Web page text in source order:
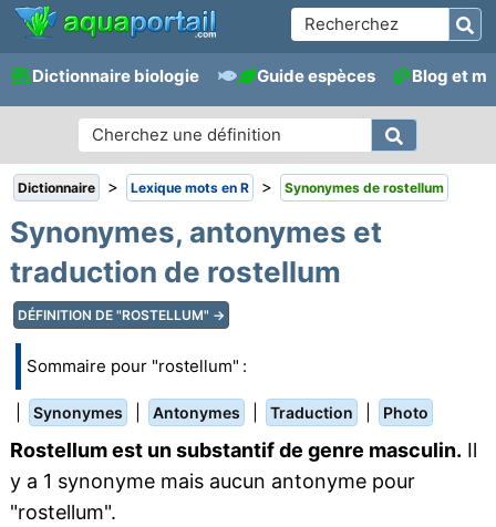
Dictionnaire biologie Guide espèces Blog et
Dictionnaire > Lexique mots en R > Synonymes de rostellum
Synonymes, antonymes et
traduction de rostellum
DÉFINITION DE "ROSTELLUM" →
Sommaire pour "rostellum" :
Synonymes Antonymes Traduction Photo
Rostellum est un substantif de genre masculin. Il
y a 1 synonyme mais aucun antonyme pour
"rostellum".